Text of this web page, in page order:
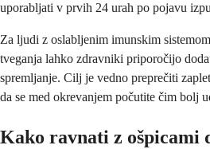
uporabljati v prvih 24 urah po pojavu
Za ljudi z oslabljenim imunskim
tveganja lahko zdravniki priporočijo
spremljanje. Cilj je vedno preprečiti
da se med okrevanjem počutite čim bolj
Kako ravnati z ošpicami